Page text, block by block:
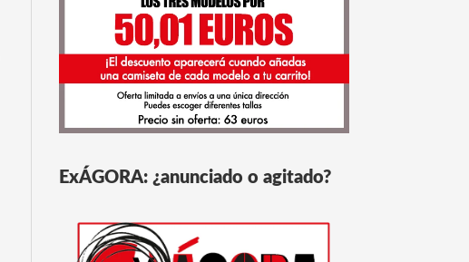
ExÁGORA: ¿anunciado o agitado?